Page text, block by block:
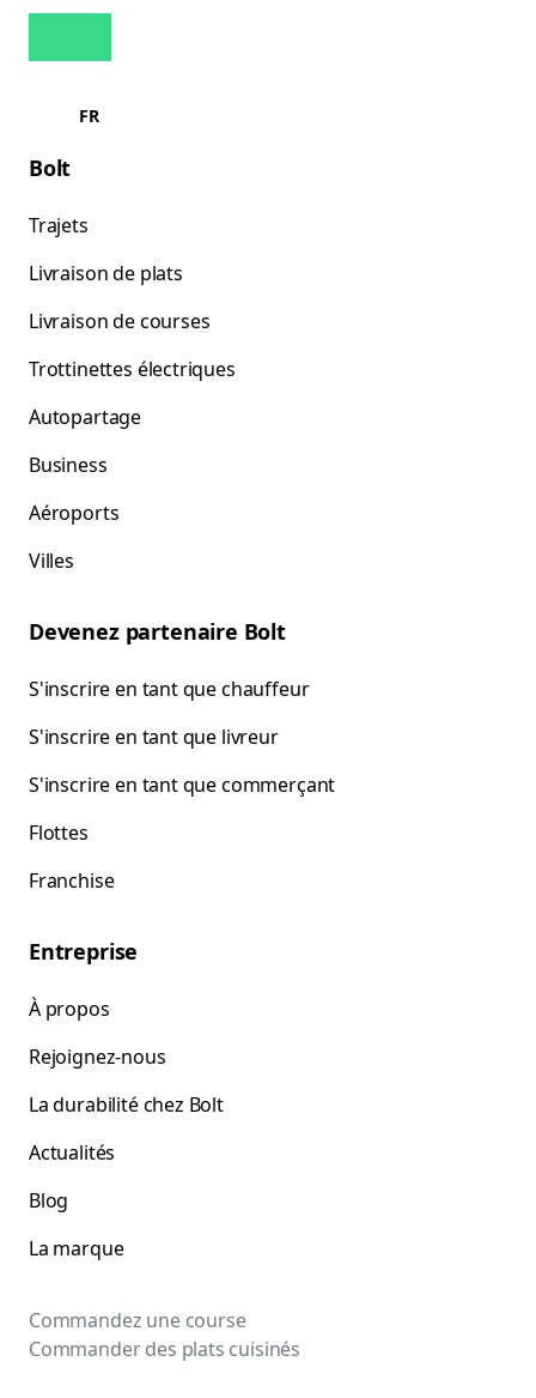
FR
Bolt
Trajets
Livraison de plats
Livraison de courses
Trottinettes électriques
Autopartage
Business
Aéroports
Villes
Devenez partenaire Bolt
S'inscrire en tant que chauffeur
S'inscrire en tant que livreur
S'inscrire en tant que commerçant
Flottes
Franchise
Entreprise
À propos
Rejoignez-nous
La durabilité chez Bolt
Actualités
Blog
La marque
Commandez une course
Commander des plats cuisinés